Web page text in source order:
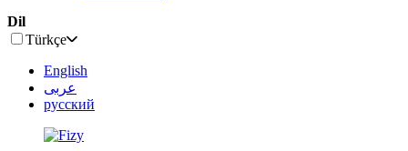
Dil
Türkçe
English
عربى
русский